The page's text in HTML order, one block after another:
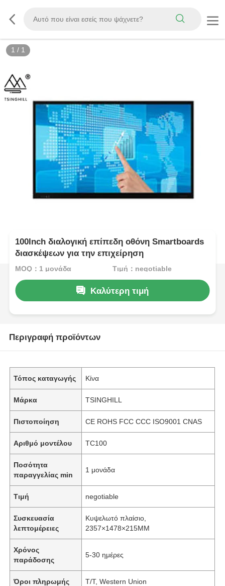
1 / 1
100Inch διαλογική επίπεδη οθόνη Smartboards
διασκέψεων για την επιχείρηση
MOQ：1 μονάδα Τιμή：negotiable
Καλύτερη τιμή
Περιγραφή προϊόντων
Τόπος καταγωγής Κίνα
Μάρκα TSINGHILL
Πιστοποίηση CE ROHS FCC CCC ISO9001 CNAS
Αριθμό μοντέλου TC100
Ποσότητα
παραγγελίας min
1 μονάδα
Τιμή negotiable
Συσκευασία
λεπτομέρειες
Κυψελωτό πλαίσιο,
2357×1478×215MM
Χρόνος
παράδοσης
5-30 ημέρες
Όροι πληρωμής T/T, Western Union